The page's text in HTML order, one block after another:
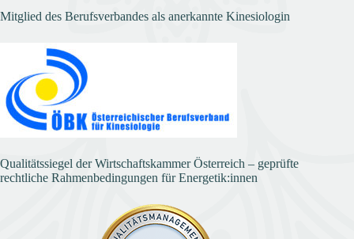
Mitglied des Berufsverbandes als anerkannte Kinesiologin
Qualitätssiegel der Wirtschaftskammer Österreich – geprüfte
rechtliche Rahmenbedingungen für Energetik:innen